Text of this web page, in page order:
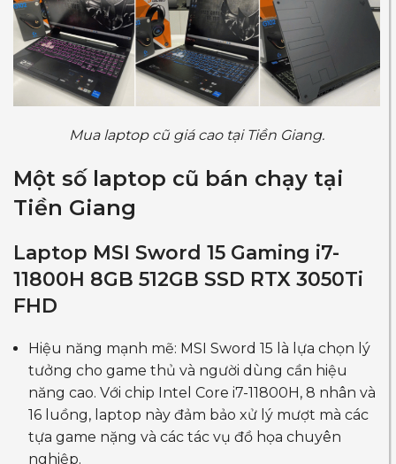
Mua laptop cũ giá cao tại Tiền Giang.
Một số laptop cũ bán chạy tại
Tiền Giang
Laptop MSI Sword 15 Gaming i7-
11800H 8GB 512GB SSD RTX 3050Ti
FHD
Hiệu năng mạnh mẽ: MSI Sword 15 là lựa chọn lý
tưởng cho game thủ và người dùng cần hiệu
năng cao. Với chip Intel Core i7-11800H, 8 nhân và
16 luồng, laptop này đảm bảo xử lý mượt mà các
tựa game nặng và các tác vụ đồ họa chuyên
nghiệp.